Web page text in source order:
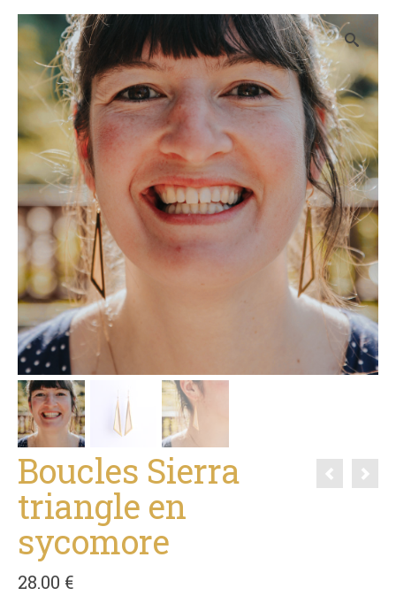
Boucles Sierra
triangle en
sycomore
28.00 €